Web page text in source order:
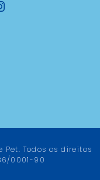
Todos os direitos
0001-90